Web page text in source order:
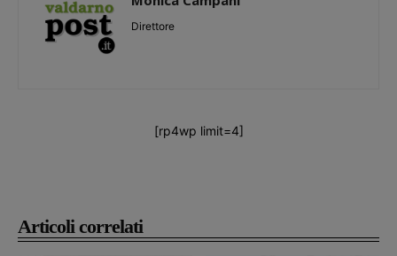
Articoli correlati
Direttore
[rp4wp limit=4]